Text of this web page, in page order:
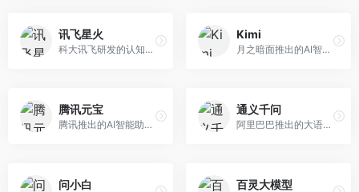
讯飞星火
科大讯飞研发的认知智能大模型，深度融合语音识别和自然语言处理技术。面向企业用户和教育领域，提供语音交互、文档处理、代码生成等服务，中文语音识别准确率高。
Kimi
月之暗面推出的AI智能助手，核心优势在于超长文本处理能力，支持20万字以上文档分析。面向学术研究者、职场人士和内容创作者，提供文档解读、PPT生成、联网搜索等综合服务。
腾讯元宝
腾讯推出的AI智能助手，整合微信生态和腾讯云服务。面向普通用户和企业客户，支持文档解析、图像理解、联网搜索等功能，与腾讯产品无缝衔接，办公协作便捷。
通义千问
阿里巴巴推出的大语言模型平台，提供对话问答、文档处理、图像理解、代码编写等全方位AI服务。面向企业用户和个人开发者，集成阿里云生态，支持多模态交互，企业级安全保障。
问小白 百灵大模型